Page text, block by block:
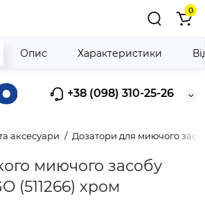
+38 (098) 310-25-26
0
аксесуари Дозатори для миючого
миючого засобу
(511266) хром
Опис Характеристики